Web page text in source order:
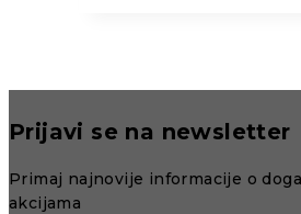
Prijavi se na newsletter
Primaj najnovije informacije o
akcijama